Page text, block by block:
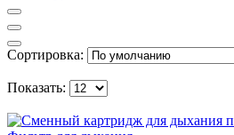
Сортировка:
Показать: